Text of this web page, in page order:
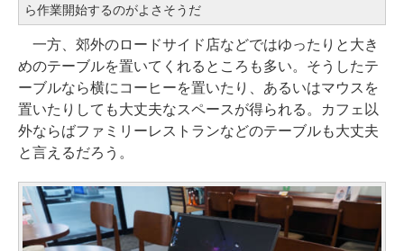
ら作業開始するのがよさそうだ
一方、郊外のロードサイド店などではゆったりと大き
めのテーブルを置いてくれるところも多い。そうしたテ
ーブルなら横にコーヒーを置いたり、あるいはマウスを
置いたりしても大丈夫なスペースが得られる。カフェ以
外ならばファミリーレストランなどのテーブルも大丈夫
と言えるだろう。